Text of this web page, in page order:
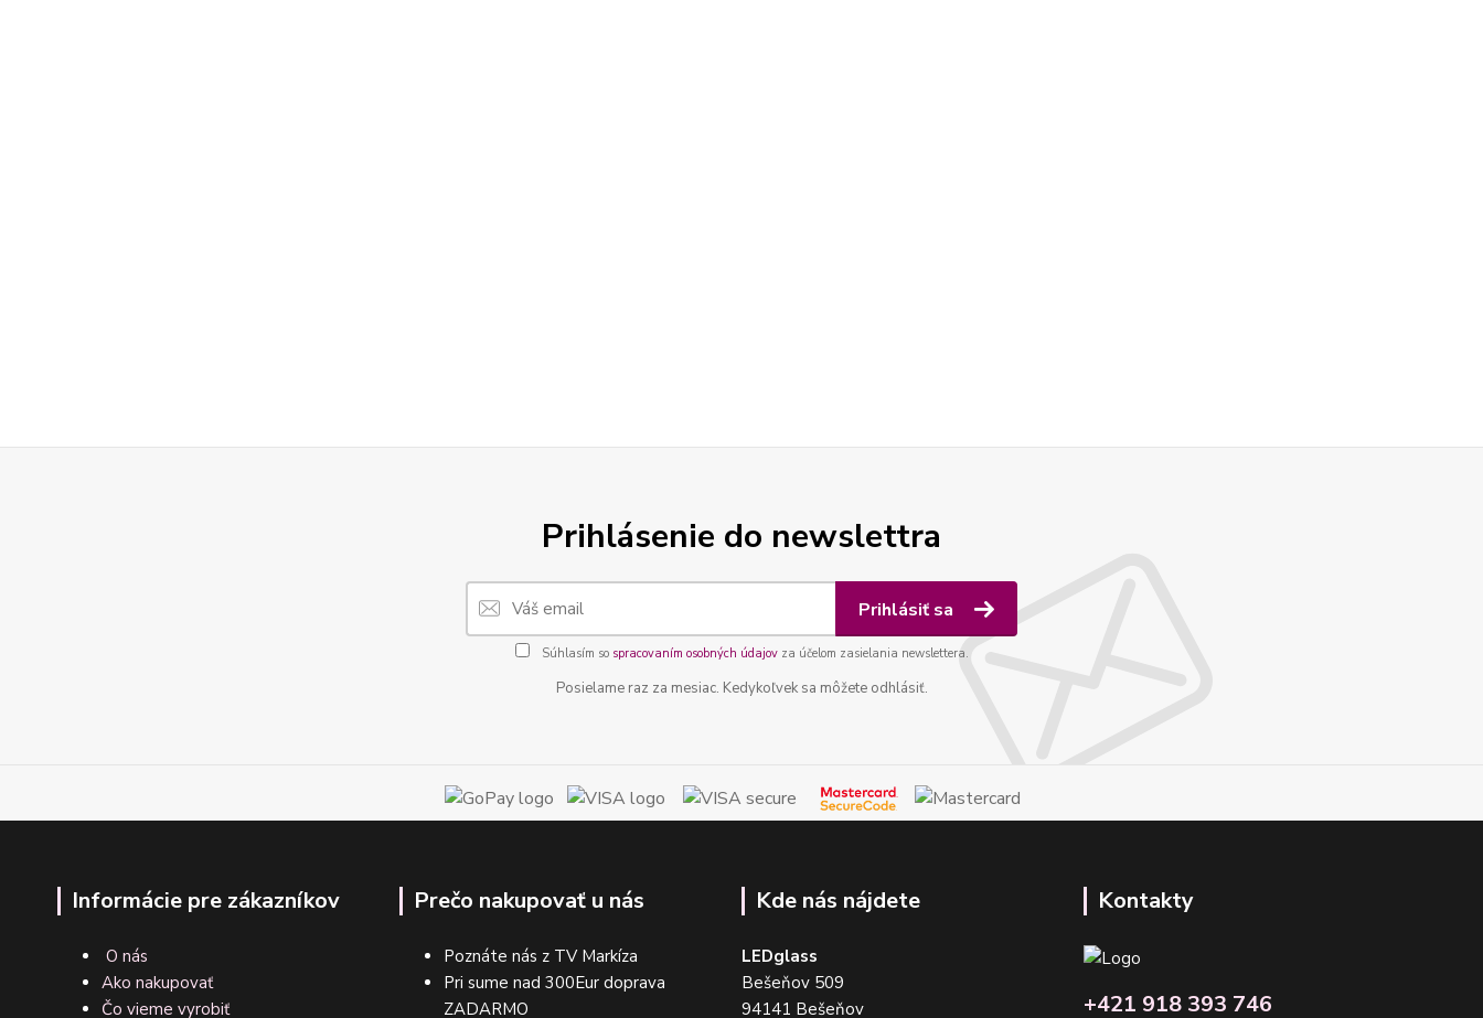
Prihlásenie do newslettra
Prihlásiť sa
Súhlasím so spracovaním osobných údajovza účelom zasielania newslettera.
Posielame raz za mesiac. Kedykoľvek sa môžete odhlásiť.
Informácie pre zákazníkov
O nás
Ako nakupovať
Čo vieme vyrobiť
Prečo nakupovať u nás
Poznáte nás z TV Markíza
Pri sume nad 300Eur doprava
ZADARMO
Kde nás nájdete
LEDglass
Bešeňov 509
94141 Bešeňov
Kontakty
+421 918 393 746